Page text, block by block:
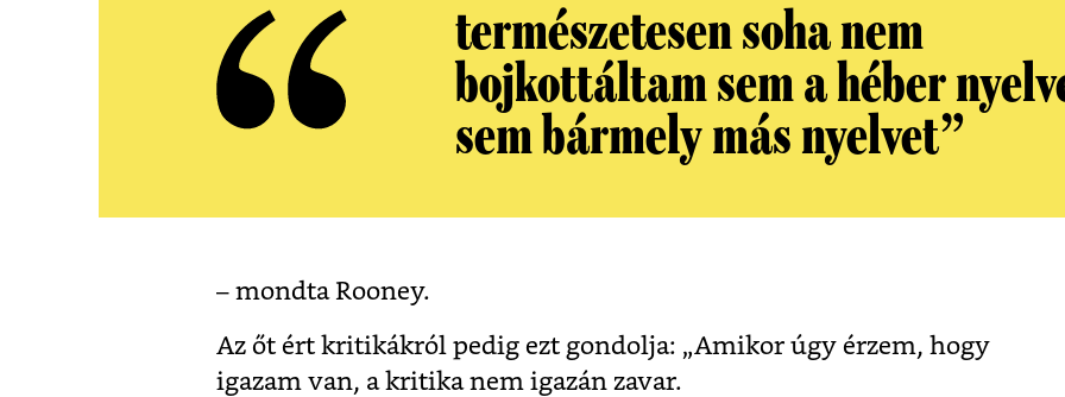
természetesen soha nem
bojkottáltam sem a héber
sem bármely más nyelvet”
– mondta Rooney.
Az őt ért kritikákról pedig ezt gondolja: „Amikor úgy érzem, hogy
igazam van, a kritika nem igazán zavar.